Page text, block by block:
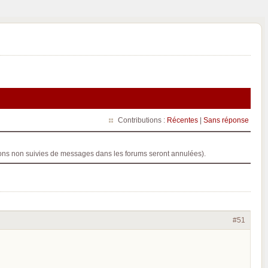
Contributions : Récentes | Sans réponse
non suivies de messages dans les forums seront annulées).
#51